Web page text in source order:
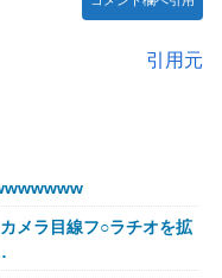
引用元
メラ目線フ○ラチオを拡